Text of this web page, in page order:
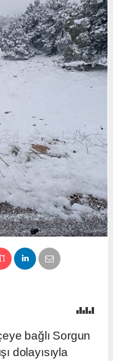
bağlı Sorgun
dolayısıyla